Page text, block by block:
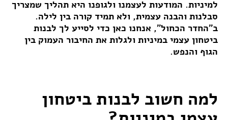
למיניות. המודעות לעצמנו ולגופנו היא תהליך שמצריך
סבלנות והבנה עצמית, ולא תמיד קורה בין לילה.
ב"החדר הכחול", אנחנו כאן כדי לסייע לך לבנות
ביטחון עצמי במיניות ולגלות את החיבור העמוק בין
הגוף והנפש.
למה חשוב לבנות ביטחון